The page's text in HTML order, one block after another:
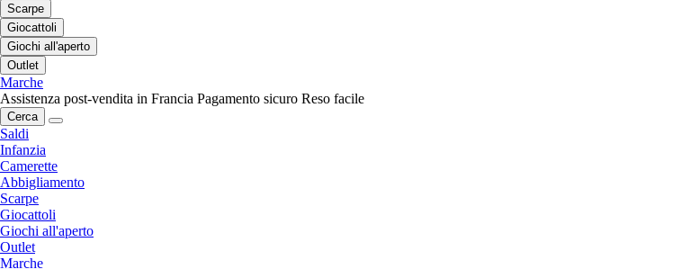
Scarpe
Giocattoli
Giochi all'aperto
Outlet
Marche
Assistenza post-vendita in Francia Pagamento sicuro Reso facile
Cerca
Saldi
Infanzia
Camerette
Abbigliamento
Scarpe
Giocattoli
Giochi all'aperto
Outlet
Marche